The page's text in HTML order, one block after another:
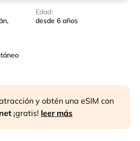
Edad:
desde 6 años
y obtén una eSIM con
¡gratis! leer más